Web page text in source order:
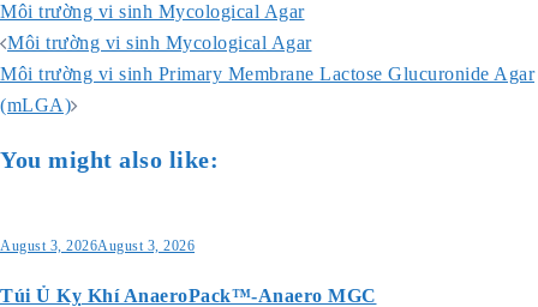
Môi trường vi sinh Mycological Agar
Post
navigation
Môi trường vi sinh Mycological Agar
Môi trường vi sinh Primary Membrane Lactose Glucuronide Agar
(mLGA)
You might also like:
August 3, 2026August 3, 2026
Túi Ủ Kỵ Khí AnaeroPack™-Anaero MGC